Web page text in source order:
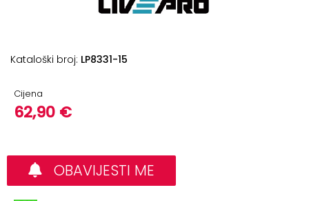
Girje
kettlebells
funkcionalni
trening
Kataloški broj: LP8331-15
Cijena
62,90 €
OBAVIJESTI ME